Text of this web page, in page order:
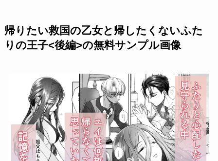
帰りたい救国の乙女と帰したくないふた
りの王子<後編>の無料サンプル画像